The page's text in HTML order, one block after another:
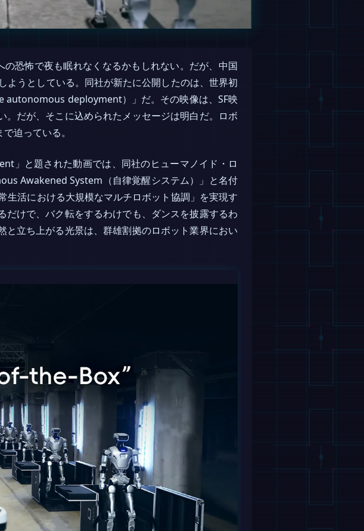
恐怖で夜も眠れなくなるかもしれない。だが、中国
ようとしている。同社が新たに公開したのは、世界初
autonomous deployment）」だ。その映像は、SF映
だが、そこに込められたメッセージは明白だ。ロボ
迫っている。
」と題された動画では、同社のヒューマノイド・ロ
Awakened System（自律覚醒システム）」と名付
生活における大規模なマルチロボット協調」を実現す
けで、バク転をするわけでも、ダンスを披露するわ
立ち上がる光景は、群雄割拠のロボット業界におい